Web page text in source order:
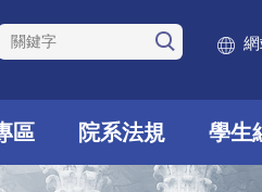
區 院系法規 學生